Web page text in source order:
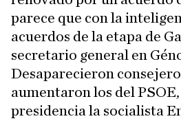
parece que con la
acuerdos de la etapa de
secretario general en
Desaparecieron
aumentaron los del
presidencia la socialista